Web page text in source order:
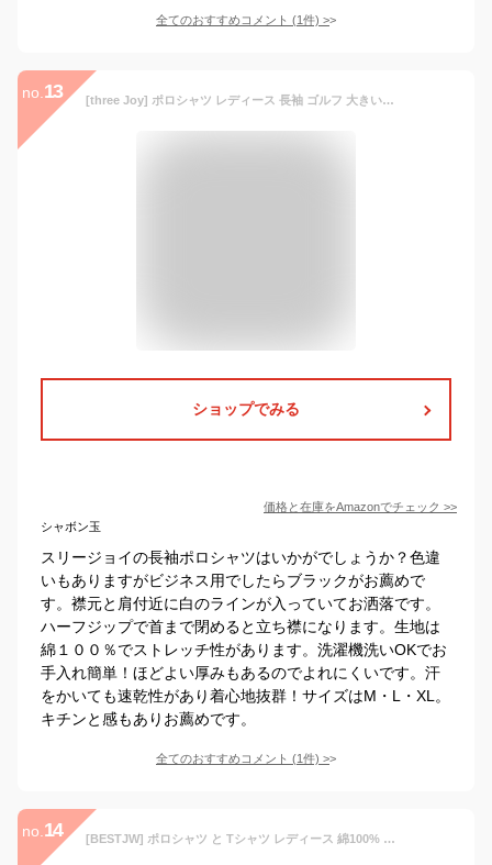
全てのおすすめコメント (1件) >
no. 13 [three Joy] ポロシャツ レディース 長袖 ゴルフ 大きいサイズ 襟付き バイカラー 綿 ストレッチ オフィスカジュアル 速乾 作業着 ブラック M
ショップでみる
価格と在庫をAmazonでチェック >>
シャボン玉
スリージョイの長袖ポロシャツはいかがでしょうか？色違
いもありますがビジネス用でしたらブラックがお薦めで
す。襟元と肩付近に白のラインが入っていてお洒落です。
ハーフジップで首まで閉めると立ち襟になります。生地は
綿１００％でストレッチ性があります。洗濯機洗いOKでお
手入れ簡単！ほどよい厚みもあるのでよれにくいです。汗
をかいても速乾性があり着心地抜群！サイズはM・L・XL。
キチンと感もありお薦めです。
全てのおすすめコメント (1件) >
no. 14 [BESTJW] ポロシャツ と Tシャツ レディース 綿100% 長袖 黒 レギュラーフィット カジュアル カットソー 上質 通気性 軽量 自然に心地 肌にやさしい オフィス 仕事着 通勤 OL 通学 おしゃれ 春夏秋冬 S M L XL 2XL (JP, アルファベット, S, Regular, 黒のポロシャツ)